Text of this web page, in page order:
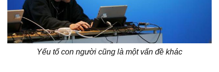
Yếu tố con người cũng là một vấn đề khác